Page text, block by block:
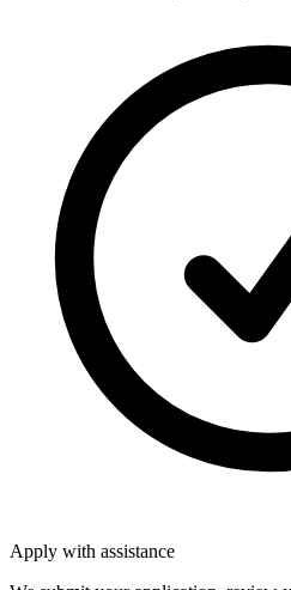
Apply with assistance